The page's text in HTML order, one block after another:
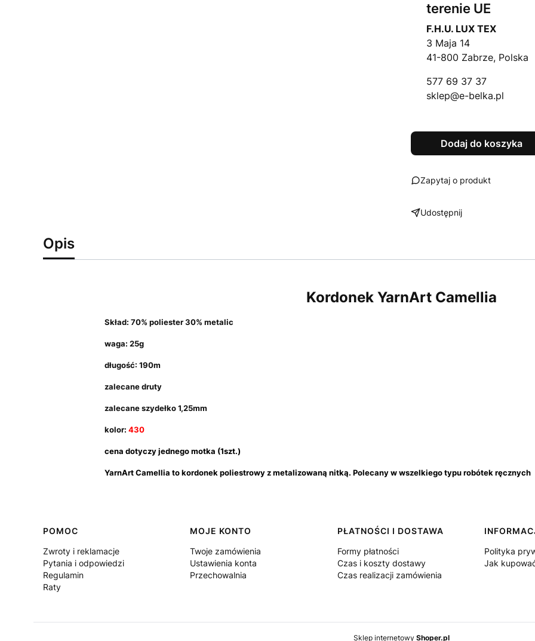
terenie UE
F.H.U. LUX TEX
3 Maja 14
41-800 Zabrze, Polska
577 69 37 37
sklep@e-belka.pl
Dodaj do koszyka
Zapytaj o produkt
Udostępnij
Opis
Kordonek YarnArt Camellia
Skład: 70% poliester 30% metalic
waga: 25g
długość: 190m
zalecane druty
zalecane szydełko 1,25mm
kolor: 430
cena dotyczy jednego motka (1szt.)
YarnArt Camellia to kordonek poliestrowy z metalizowaną nitką. Polecany w wszelkiego typu robótek ręcznych
Linki w stopce
POMOC
Zwroty i reklamacje
Pytania i odpowiedzi
Regulamin
Raty
MOJE KONTO
Twoje zamówienia
Ustawienia konta
Przechowalnia
PŁATNOŚCI I DOSTAWA
Formy płatności
Czas i koszty dostawy
Czas realizacji zamówienia
Polityka
Jak
Sklep internetowy Shoper.pl